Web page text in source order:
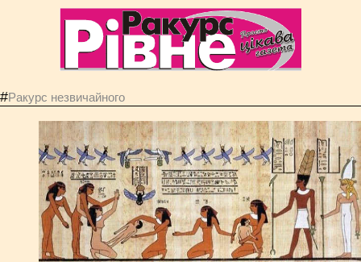
#Ракурс незвичайного